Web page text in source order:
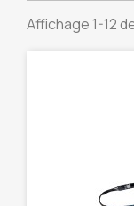
Affichage 1-12